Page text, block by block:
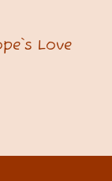
Love